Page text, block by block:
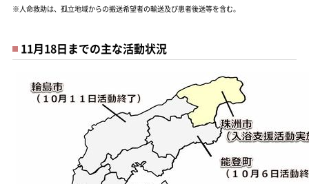
※人命救助は、孤立地域からの搬送希望者の輸送及び患者後送等を含む。
11月18日までの主な活動状況